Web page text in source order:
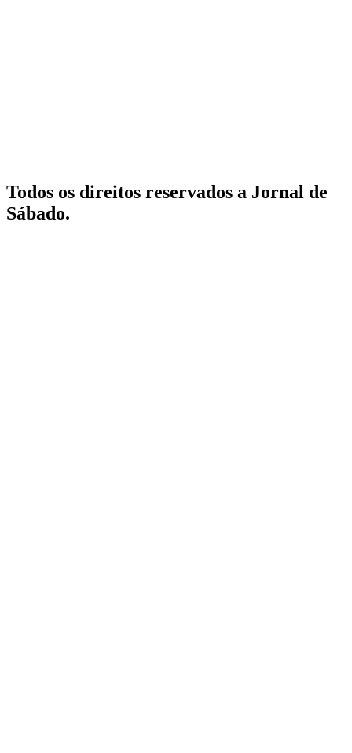
Todos os direitos reservados a Jornal de
Sábado.